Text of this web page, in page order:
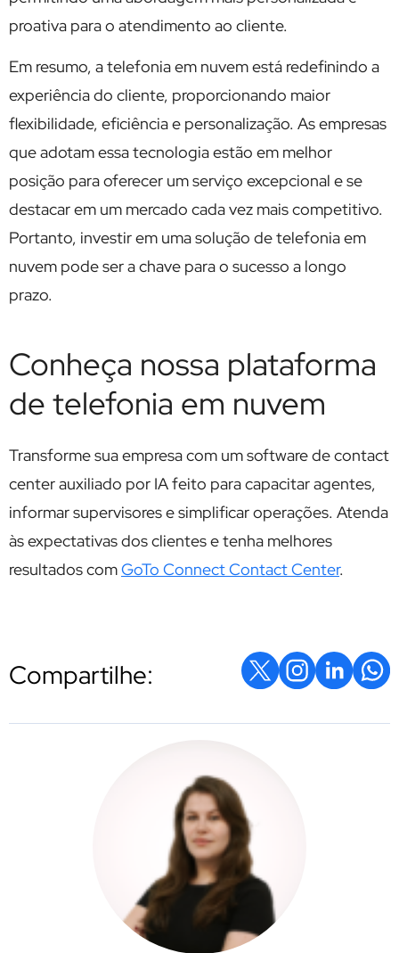
proativa para o atendimento ao cliente.
Em resumo, a telefonia em nuvem está redefinindo a
experiência do cliente, proporcionando maior
flexibilidade, eficiência e personalização. As empresas
que adotam essa tecnologia estão em melhor
posição para oferecer um serviço excepcional e se
destacar em um mercado cada vez mais competitivo.
Portanto, investir em uma solução de telefonia em
nuvem pode ser a chave para o sucesso a longo
prazo.
Conheça nossa plataforma
de telefonia em nuvem
Transforme sua empresa com um software de contact
center auxiliado por IA feito para capacitar agentes,
informar supervisores e simplificar operações. Atenda
às expectativas dos clientes e tenha melhores
resultados comGoTo Connect Contact Center.
Compartilhe: